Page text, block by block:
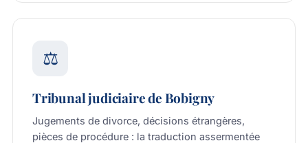
⚖️
Tribunal judiciaire de Bobigny
Jugements de divorce, décisions étrangères,
pièces de procédure : la traduction assermentée